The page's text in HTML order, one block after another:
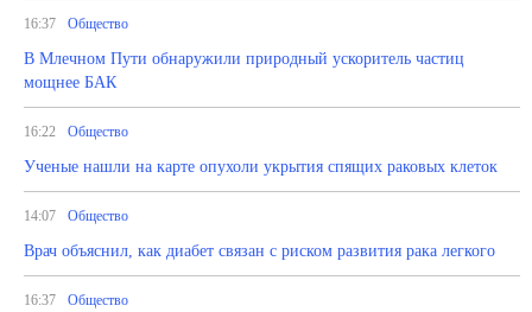
16:37 Общество
В Млечном Пути обнаружили природный ускоритель частиц
мощнее БАК
16:22 Общество
Ученые нашли на карте опухоли укрытия спящих раковых клеток
14:07 Общество
Врач объяснил, как диабет связан с риском развития рака легкого
16:37 Общество